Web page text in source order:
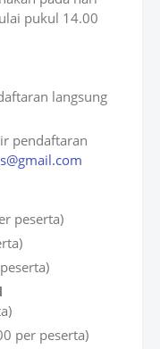
pukul 14.00
langsung
pendaftaran
peserta)
per peserta)